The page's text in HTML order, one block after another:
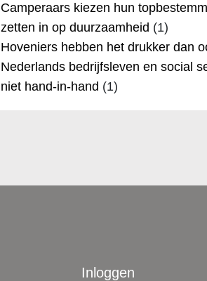
Camperaars kiezen hun
zetten in op duurzaamheid (1)
Hoveniers hebben het drukker dan
Nederlands bedrijfsleven en social
niet hand-in-hand (1)
Inloggen